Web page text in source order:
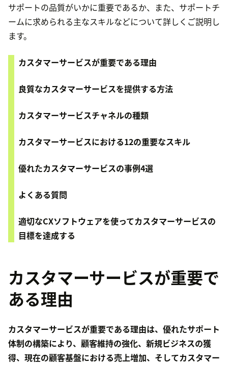
サポートの品質がいかに重要であるか、また、サポートチ
ームに求められる主なスキルなどについて詳しくご説明し
ます。
カスタマーサービスが重要である理由
良質なカスタマーサービスを提供する方法
カスタマーサービスチャネルの種類
カスタマーサービスにおける12の重要なスキル
優れたカスタマーサービスの事例4選
よくある質問
適切なCXソフトウェアを使ってカスタマーサービスの
目標を達成する
カスタマーサービスが重要で
ある理由
カスタマーサービスが重要である理由は、優れたサポート
体制の構築により、顧客維持の強化、新規ビジネスの獲
得、現在の顧客基盤における売上増加、そしてカスタマー